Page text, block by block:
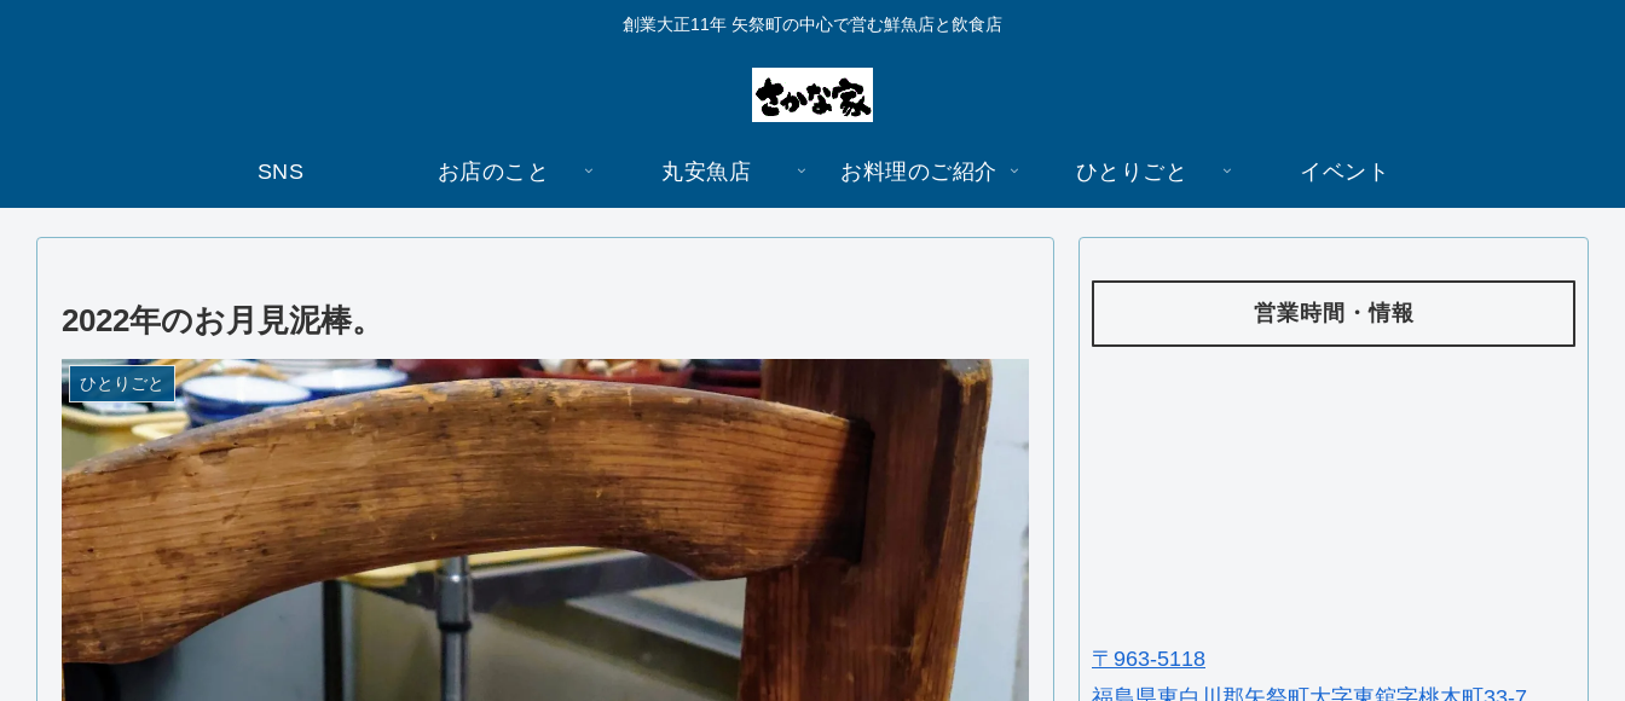
創業大正11年 矢祭町の中心で営む鮮魚店と飲食店
SNS お店のこと 丸安魚店 お料理のご紹介 ひとりごと イベント
2022年のお月見泥棒。
ひとりごと
営業時間・情報
〒963-5118